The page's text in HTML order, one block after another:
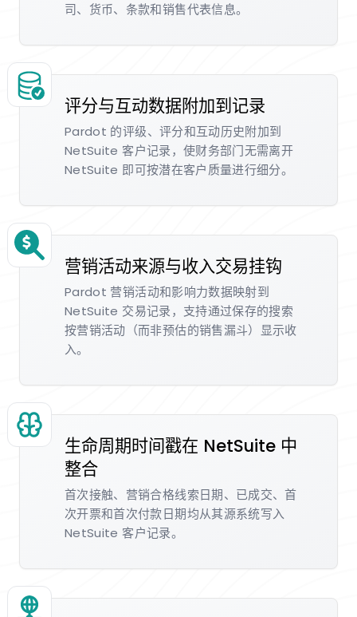
司、货币、条款和销售代表信息。
评分与互动数据附加到记录
Pardot 的评级、评分和互动历史附加到
NetSuite 客户记录，使财务部门无需离开
NetSuite 即可按潜在客户质量进行细分。
营销活动来源与收入交易挂钩
Pardot 营销活动和影响力数据映射到
NetSuite 交易记录，支持通过保存的搜索
按营销活动（而非预估的销售漏斗）显示收
入。
生命周期时间戳在 NetSuite 中
整合
首次接触、营销合格线索日期、已成交、首
次开票和首次付款日期均从其源系统写入
NetSuite 客户记录。